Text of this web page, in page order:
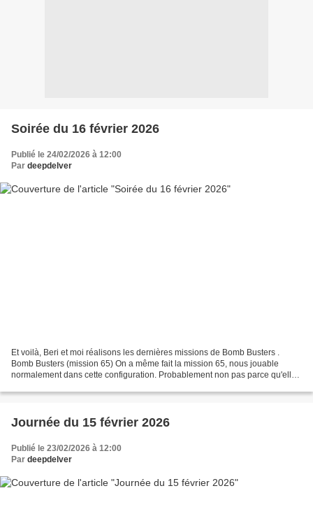
Soirée du 16 février 2026
Publié le 24/02/2026 à 12:00
Par deepdelver
Et voilà, Beri et moi réalisons les dernières missions de Bomb Busters .
Bomb Busters (mission 65) On a même fait la mission 65, nous jouable
normalement dans cette configuration. Probablement non pas parce qu'elle
Journée du 15 février 2026
Publié le 23/02/2026 à 12:00
Par deepdelver